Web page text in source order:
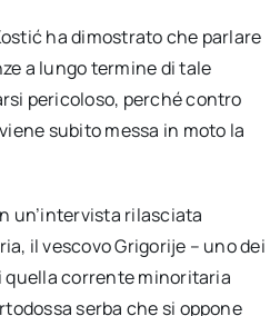
ha dimostrato che parlare
a lungo termine di tale
pericoloso, perché contro
subito messa in moto la
un’intervista rilasciata
il vescovo Grigorije – uno dei
corrente minoritaria
serba che si oppone